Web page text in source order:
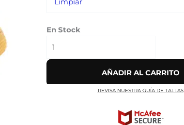
En Stock
cantidad
AÑADIR AL CARRITO
REVISA NUESTRA GUÍA DE TALLAS